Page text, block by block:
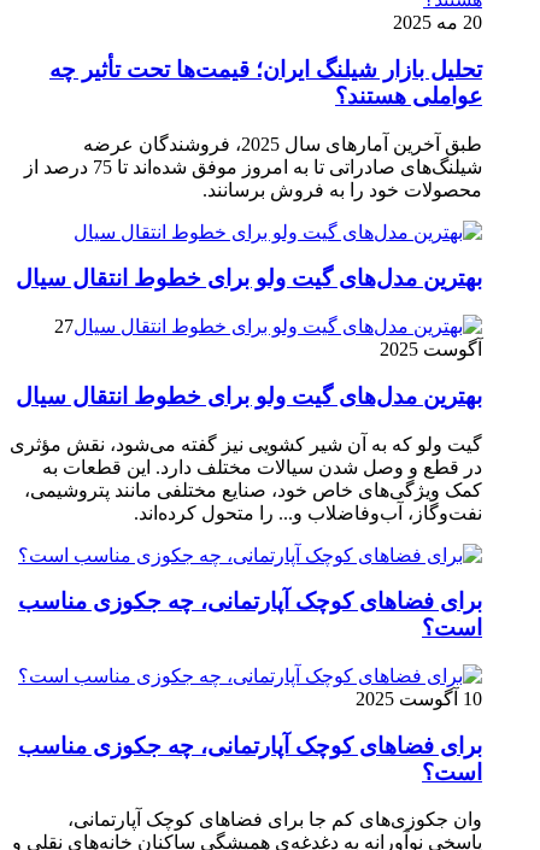
20 مه 2025
تحلیل بازار شیلنگ ایران؛ قیمت‌ها تحت تأثیر چه
عواملی هستند؟
طبق آخرین آمارهای سال 2025، فروشندگان عرضه
شیلنگ‌های صادراتی تا به امروز موفق شده‌اند تا 75 درصد از
محصولات خود را به فروش برسانند.
بهترین مدل‌های گیت ولو برای خطوط انتقال سیال
27
آگوست 2025
بهترین مدل‌های گیت ولو برای خطوط انتقال سیال
گیت ولو که به آن شیر کشویی نیز گفته می‌شود، نقش مؤثری
در قطع و وصل شدن سیالات مختلف دارد. این قطعات به
کمک ویژگی‌های خاص خود، صنایع مختلفی مانند پتروشیمی،
نفت‌وگاز، آب‌وفاضلاب و... را متحول کرده‌اند.
برای فضاهای کوچک آپارتمانی، چه جکوزی مناسب
است؟
10 آگوست 2025
برای فضاهای کوچک آپارتمانی، چه جکوزی مناسب
است؟
وان جکوزی‌های کم‌ جا برای فضاهای کوچک آپارتمانی،
پاسخی نوآورانه به دغدغه‌ی همیشگی ساکنان خانه‌های نقلی و